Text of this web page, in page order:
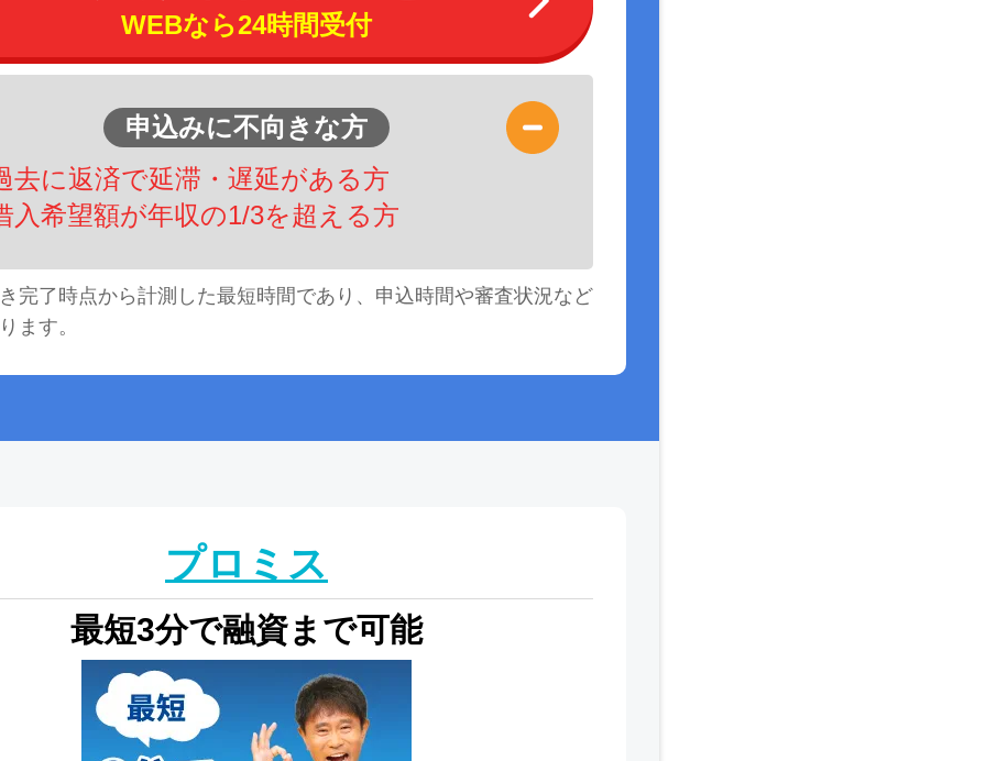
WEBなら24時間受付
申込みに不向きな方
去に返済で延滞・遅延がある方
入希望額が年収の1/3を超える方
完了時点から計測した最短時間であり、申込時間や審査状況など
ます。
プロミス
最短3分で融資まで可能